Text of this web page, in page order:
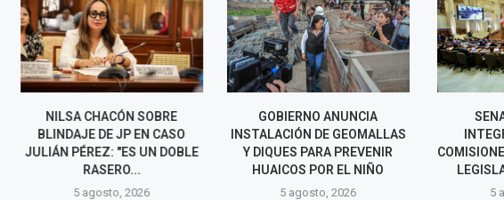
NILSA CHACÓN SOBRE
BLINDAJE DE JP EN CASO
JULIÁN PÉREZ: "ES UN DOBLE
RASERO...
5 agosto, 2026
GOBIERNO ANUNCIA
INSTALACIÓN DE GEOMALLAS
Y DIQUES PARA PREVENIR
HUAICOS POR EL NIÑO
5 agosto, 2026
COMISIONES
5